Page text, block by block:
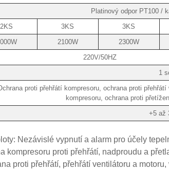
Platinový odpor PT100 /
2KS 3KS 3KS
2100W 2300W
220V/50HZ
1
proti přehřátí kompresoru, ochrana proti
kompresoru, ochrana proti
+5 až
Nezávislé vypnutí a alarm pro účely
kompresoru proti přehřátí, nadproudu a
proti přehřátí, přehřátí ventilátoru a